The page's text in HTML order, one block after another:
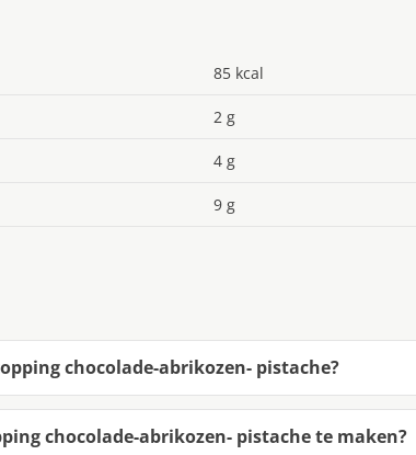
85 kcal
2 g
4 g
9 g
cho­co­la­de-abri­ko­zen- pis­ta­che?
cho­co­la­de-abri­ko­zen- pis­ta­che te maken?